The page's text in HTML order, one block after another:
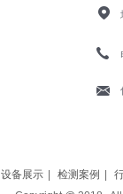
设备展示 检测案例